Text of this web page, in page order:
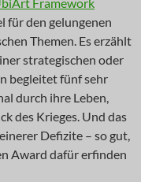
für den gelungenen
Themen. Es erzählt
strategischen oder
begleitet fünf sehr
durch ihre Leben,
des Krieges. Und das
Defizite – so gut,
Award dafür erfinden